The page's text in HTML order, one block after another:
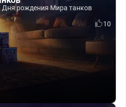
Дня рождения Мира танков
10